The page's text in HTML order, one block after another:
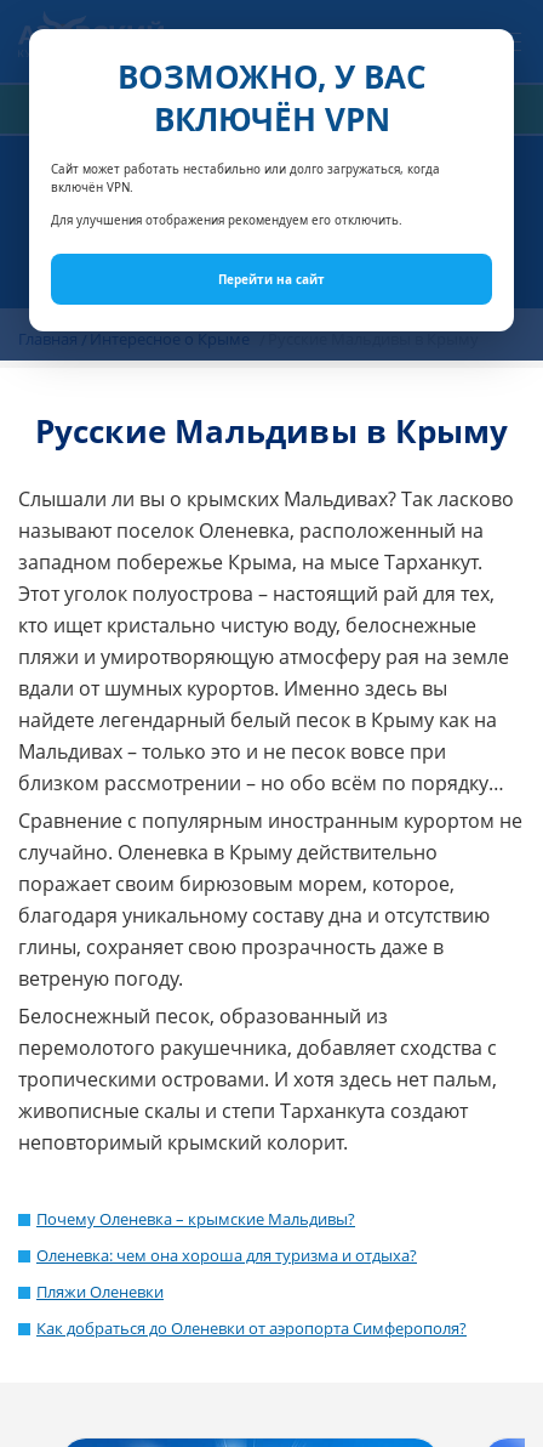
ВОЗМОЖНО, У ВАС
ВКЛЮЧЁН VPN
Сайт может работать нестабильно или долго загружаться, когда
включён VPN.
Для улучшения отображения рекомендуем его отключить.
Перейти на сайт
РАСЧЁТ СТОИМОСТИ
Главная
Русские Мальдивы в Крыму
Слышали ли вы о крымских Мальдивах? Так ласково
называют поселок Оленевка, расположенный на
западном побережье Крыма, на мысе Тарханкут.
Этот уголок полуострова – настоящий рай для тех,
кто ищет кристально чистую воду, белоснежные
пляжи и умиротворяющую атмосферу рая на земле
вдали от шумных курортов. Именно здесь вы
найдете легендарный белый песок в Крыму как на
Мальдивах – только это и не песок вовсе при
близком рассмотрении – но обо всём по порядку…
Сравнение с популярным иностранным курортом не
случайно. Оленевка в Крыму действительно
поражает своим бирюзовым морем, которое,
благодаря уникальному составу дна и отсутствию
глины, сохраняет свою прозрачность даже в
ветреную погоду.
Белоснежный песок, образованный из
перемолотого ракушечника, добавляет сходства с
тропическими островами. И хотя здесь нет пальм,
живописные скалы и степи Тарханкута создают
неповторимый крымский колорит.
Почему Оленевка – крымские Мальдивы?
Оленевка: чем она хороша для туризма и отдыха?
Пляжи Оленевки
Как добраться до Оленевки от аэропорта Симферополя?